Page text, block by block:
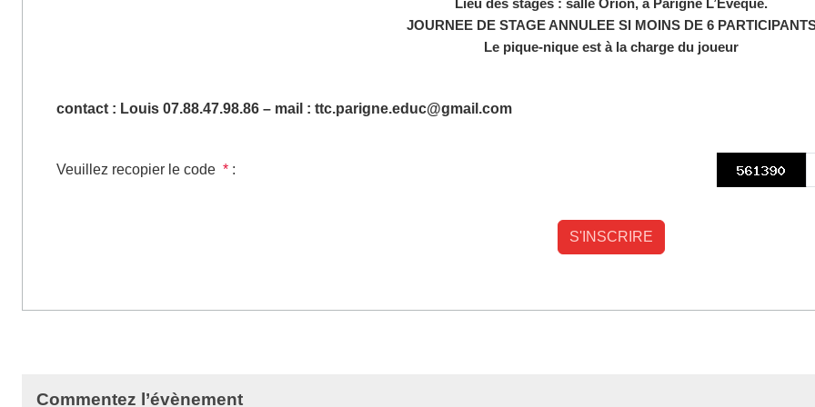
Lieu des stages : salle Orion, à Parigné L’Evêque.
JOURNEE DE STAGE ANNULEE SI MOINS DE 6
Le pique-nique est à la charge du joueur
contact : Louis 07.88.47.98.86 – mail : ttc.parigne.educ@gmail.com
Veuillez recopier le code * :
Commentez l’évènement